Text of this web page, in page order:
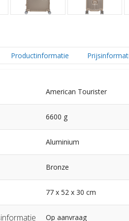
Productinformatie
American Tourister
6600 g
Aluminium
Bronze
77 x 52 x 30 cm
Op aanvraag